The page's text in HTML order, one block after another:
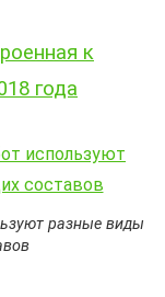
к
года
разные виды